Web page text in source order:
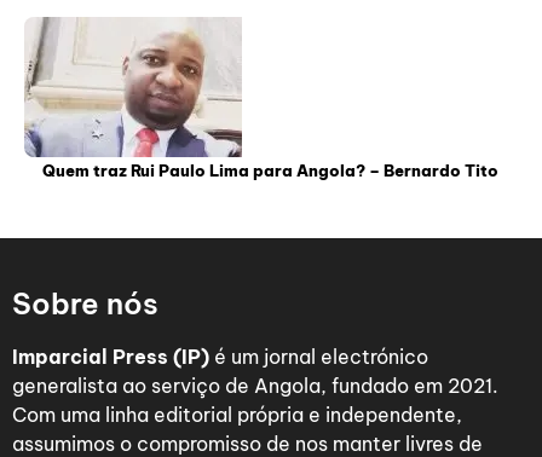
Quem traz Rui Paulo Lima para Angola? – Bernardo Tito
Sobre nós
Imparcial Press (IP) é um jornal electrónico
generalista ao serviço de Angola, fundado em 2021.
Com uma linha editorial própria e independente,
assumimos o compromisso de nos manter livres de